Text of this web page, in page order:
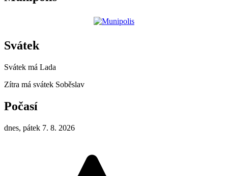
Svátek
Svátek má Lada
Zítra má svátek Soběslav
Počasí
dnes, pátek 7. 8. 2026